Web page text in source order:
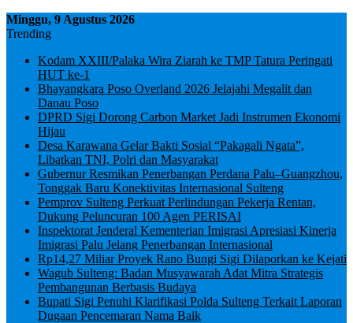
Minggu, 9 Agustus 2026
Trending
Kodam XXIII/Palaka Wira Ziarah ke TMP Tatura Peringati
HUT ke-1
Bhayangkara Poso Overland 2026 Jelajahi Megalit dan
Danau Poso
DPRD Sigi Dorong Carbon Market Jadi Instrumen Ekonomi
Hijau
Desa Karawana Gelar Bakti Sosial “Pakagali Ngata”,
Libatkan TNI, Polri dan Masyarakat
Gubernur Resmikan Penerbangan Perdana Palu–Guangzhou,
Tonggak Baru Konektivitas Internasional Sulteng
Pemprov Sulteng Perkuat Perlindungan Pekerja Rentan,
Dukung Peluncuran 100 Agen PERISAI
Inspektorat Jenderal Kementerian Imigrasi Apresiasi Kinerja
Imigrasi Palu Jelang Penerbangan Internasional
Rp14,27 Miliar Proyek Rano Bungi Sigi Dilaporkan ke Kejati
Wagub Sulteng: Badan Musyawarah Adat Mitra Strategis
Pembangunan Berbasis Budaya
Bupati Sigi Penuhi Klarifikasi Polda Sulteng Terkait Laporan
Dugaan Pencemaran Nama Baik